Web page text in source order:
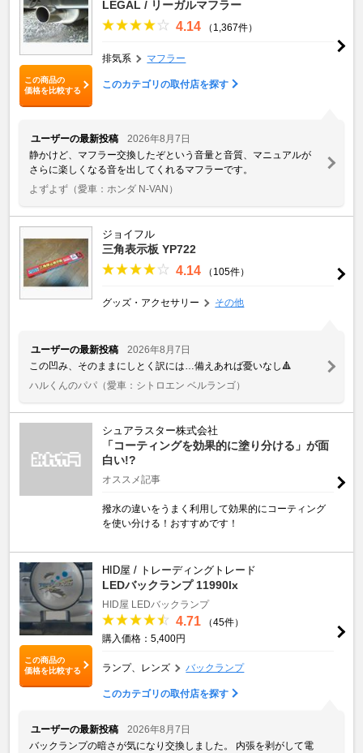
この商品の
価格を比較する
LEGAL / リーガルマフラー
4.14 （1,367件）
排気系 マフラー
このカテゴリの取付店を探す
ユーザーの最新投稿
2026年8月7日
静かけど、マフラー交換したぞという音量と音質、マニュアルが
さらに楽しくなる音を出してくれるマフラーです。
よずよず （愛車：ホンダ N-VAN）
ジョイフル
三角表示板 YP722
4.14 （105件）
グッズ・アクセサリー その他
ユーザーの最新投稿
2026年8月7日
この凹み、そのままにしとく訳には…備えあれば憂いなし🔺
ハルくんのパパ （愛車：シトロエン ベルランゴ）
シュアラスター株式会社
「コーティングを効果的に塗り分ける」が面
白い!?
オススメ記事
撥水の違いをうまく利用して効果的にコーティング
を使い分ける！おすすめです！
この商品の
価格を比較する
HID屋 / トレーディングトレード
LEDバックランプ 11990lx
HID屋 LEDバックランプ
4.71
（45件）
購入価格：5,400円
ランプ、レンズ バックランプ
このカテゴリの取付店を探す
ユーザーの最新投稿
2026年8月7日
バックランプの暗さが気になり交換しました。 内張を剥がして電